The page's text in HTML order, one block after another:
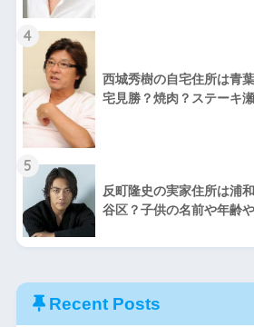
4
西城秀樹の自宅住所は青
宅見勝？焼肉？ステーキ
5
反町隆史の実家住所は浦
谷区？子供の名前や年齢
Recent Posts